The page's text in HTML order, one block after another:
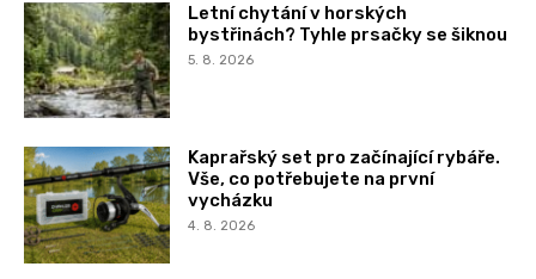
Letní chytání v horských
bystřinách? Tyhle prsačky se šiknou
5. 8. 2026
Kaprařský set pro začínající rybáře.
Vše, co potřebujete na první
vycházku
4. 8. 2026